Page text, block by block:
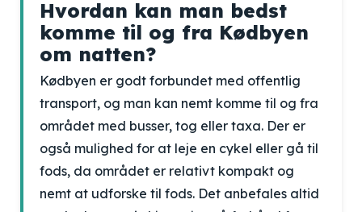
Hvordan kan man bedst
komme til og fra Kødbyen
om natten?
Kødbyen er godt forbundet med offentlig
transport, og man kan nemt komme til og fra
området med busser, tog eller taxa. Der er
også mulighed for at leje en cykel eller gå til
fods, da området er relativt kompakt og
nemt at udforske til fods. Det anbefales altid